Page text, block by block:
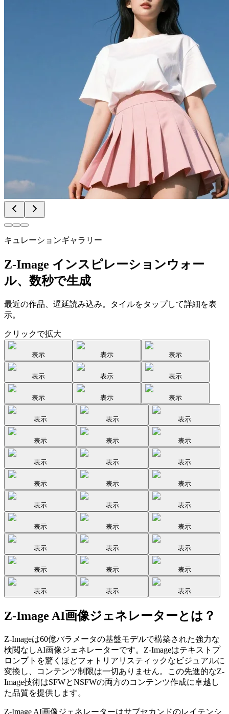
キュレーションギャラリー
Z-Image インスピレーションウォー
ル、数秒で生成
最近の作品、遅延読み込み。タイルをタップして詳細を表
示。
クリックで拡大
表示 表示 表示
表示 表示 表示
表示 表示 表示
表示 表示 表示
表示 表示 表示
表示 表示 表示
表示 表示 表示
表示 表示 表示
表示 表示 表示
表示 表示 表示
表示 表示 表示
表示 表示 表示
Z-Image AI画像ジェネレーターとは？
Z-Imageは60億パラメータの基盤モデルで構築された強力な
検閲なしAI画像ジェネレーターです。Z-Imageはテキストプ
ロンプトを驚くほどフォトリアリスティックなビジュアルに
変換し、コンテンツ制限は一切ありません。この先進的なZ-
Image技術はSFWとNSFWの両方のコンテンツ作成に卓越し
た品質を提供します。
Z-Image AI画像ジェネレーターはサブセカンドのレイテンシ